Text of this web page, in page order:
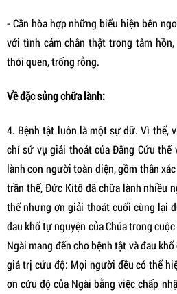
- Cần hòa hợp những biểu hiện bên
với tình cảm chân thật trong tâm
thói quen, trống rỗng.
Về đặc sủng chữa lành:
4. Bệnh tật luôn là một sự dữ. Vì thế,
chỉ sứ vụ giải thoát của Đấng Cứu
lành con người toàn diện, gồm thân
trần thế, Đức Kitô đã chữa lành nhiều
thế nhưng ơn giải thoát cuối cùng lại
đau khổ tự nguyện của Chúa trong
Ngài mang đến cho bệnh tật và đau
giá trị cứu độ: Mọi người đều có thể
ơn cứu độ của Ngài bằng việc chấp